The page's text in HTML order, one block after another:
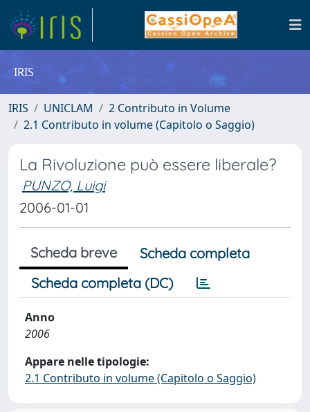
IRIS
IRIS UNICLAM
2 Contributo in Volume
2.1 Contributo in volume (Capitolo o Saggio)
La Rivoluzione può essere liberale?
PUNZO, Luigi
2006-01-01
Scheda breve
Scheda completa
Scheda completa (DC)
Anno
2006
Appare nelle tipologie:
2.1 Contributo in volume (Capitolo o Saggio)